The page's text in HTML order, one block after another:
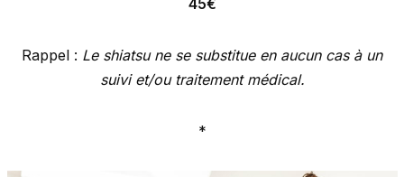
Rappel : Le shiatsu ne se substitue en aucun cas à un
suivi et/ou traitement médical.
*